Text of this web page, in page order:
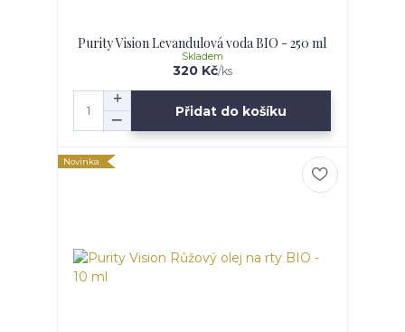
Purity Vision Levandulová voda BIO - 250 ml
320 Kč/ks
Skladem
Přidat do košíku
Novinka